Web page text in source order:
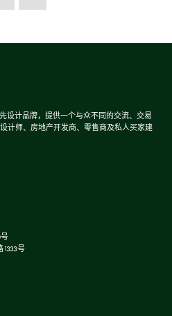
设计品牌，提供一个与众不同的交流、交易
计师、房地产开发商、零售商及私人买家建
号